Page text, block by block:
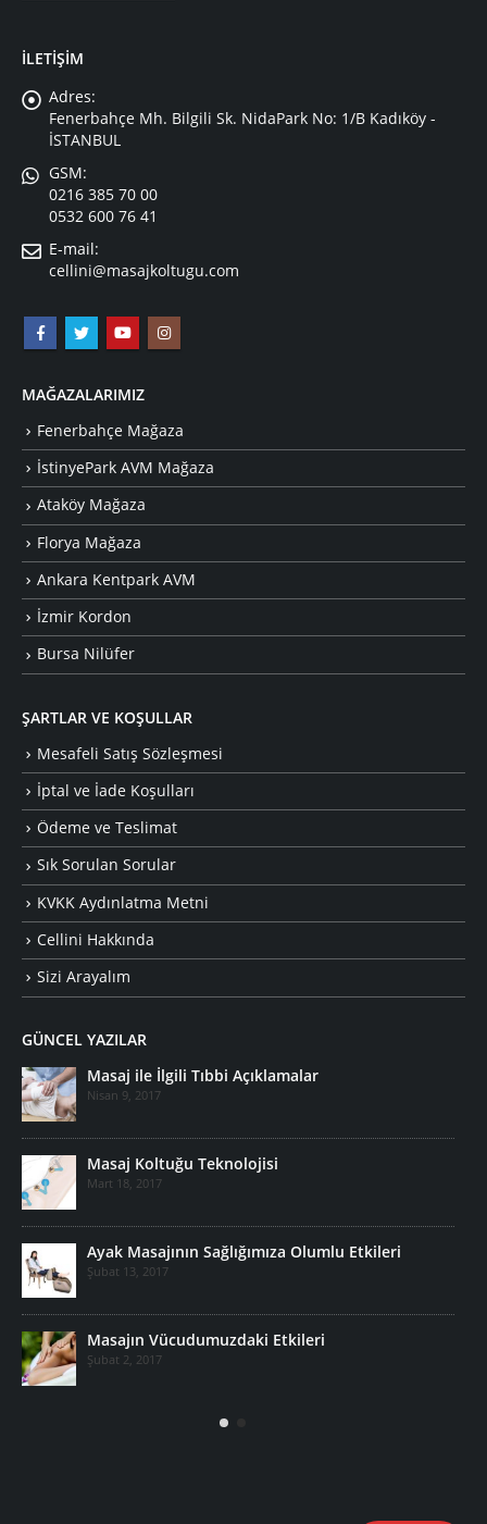
İLETİŞİM
Adres:
Fenerbahçe Mh. Bilgili Sk. NidaPark No: 1/B Kadıköy -
İSTANBUL
GSM:
0216 385 70 00
0532 600 76 41
E-mail:
cellini@masajkoltugu.com
MAĞAZALARIMIZ
Fenerbahçe Mağaza
İstinyePark AVM Mağaza
Ataköy Mağaza
Florya Mağaza
Ankara Kentpark AVM
İzmir Kordon
Bursa Nilüfer
ŞARTLAR VE KOŞULLAR
Mesafeli Satış Sözleşmesi
İptal ve İade Koşulları
Ödeme ve Teslimat
Sık Sorulan Sorular
KVKK Aydınlatma Metni
Cellini Hakkında
Sizi Arayalım
GÜNCEL YAZILAR
Masaj ile İlgili Tıbbi Açıklamalar
Nisan 9, 2017
Masaj Koltuğu Teknolojisi
Mart 18, 2017
Ayak Masajının Sağlığımıza Olumlu Etkileri
Şubat 13, 2017
Masajın Vücudumuzdaki Etkileri
Şubat 2, 2017